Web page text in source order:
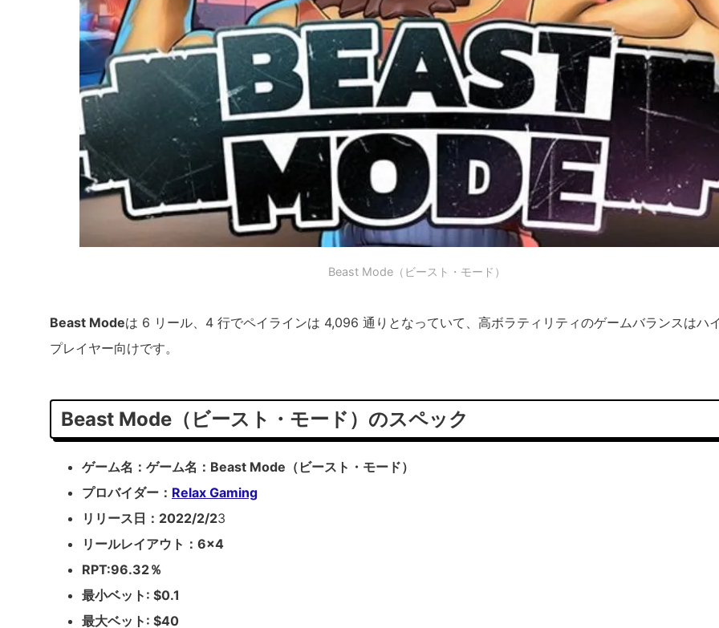
Beast Mode（ビースト・モード）
Beast Modeは 6 リール、4 行でペイラインは 4,096 通りとなっていて、高ボラティリティのゲームバランスはハ
プレイヤー向けです。
Beast Mode（ビースト・モード）のスペック
ゲーム名：ゲーム名：Beast Mode（ビースト・モード）
プロバイダー： Relax Gaming
リリース日：2022/2/23
リールレイアウト：6×4
RPT:96.32％
最小ベット: $0.1
最大ベット: $40